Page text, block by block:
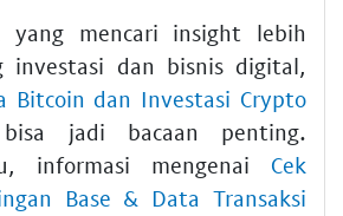
yang mencari insight lebih
investasi dan bisnis digital,
Bitcoin dan Investasi Crypto
jadi bacaan penting.
informasi mengenai Cek
Base & Data Transaksi